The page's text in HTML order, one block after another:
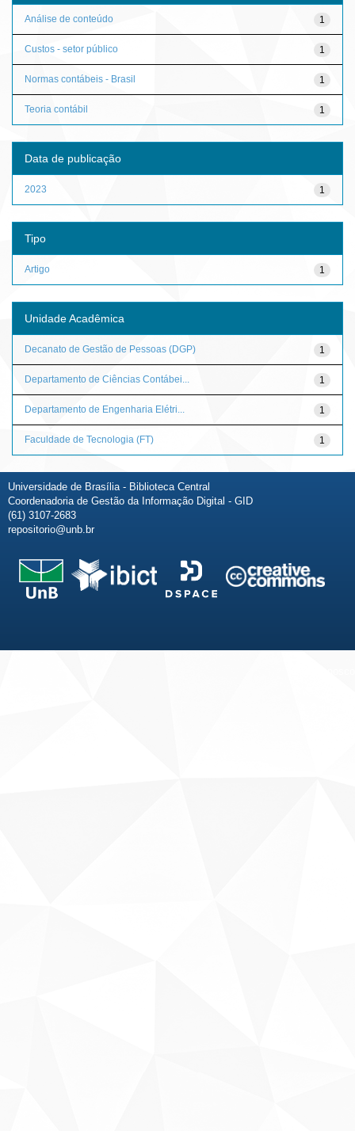
1
Análise de conteúdo
1
Custos - setor público
1
Normas contábeis - Brasil
1
Teoria contábil
Data de publicação
1
2023
Tipo
1
Artigo
Unidade Acadêmica
1
Decanato de Gestão de Pessoas (DGP)
1
Departamento de Ciências Contábei...
1
Departamento de Engenharia Elétri...
1
Faculdade de Tecnologia (FT)
Universidade de Brasília - Biblioteca Central
Coordenadoria de Gestão da Informação Digital - GID
(61) 3107-2683
repositorio@unb.br